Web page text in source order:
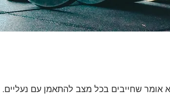
שחייבים בכל מצב להתאמן עם נעליים.